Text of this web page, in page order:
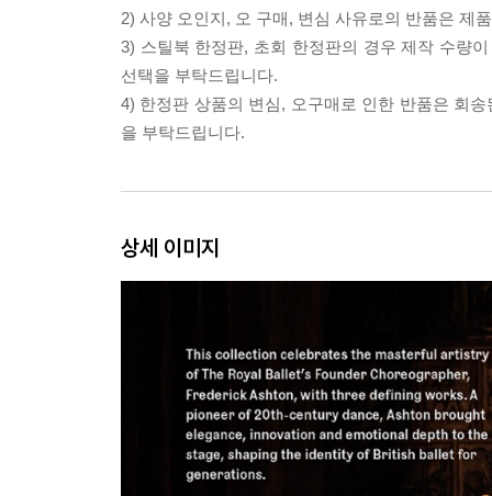
2) 사양 오인지, 오 구매, 변심 사유로의 반품은 제
3) 스틸북 한정판, 초회 한정판의 경우 제작 수량
선택을 부탁드립니다.
4) 한정판 상품의 변심, 오구매로 인한 반품은 회
을 부탁드립니다.
상세 이미지